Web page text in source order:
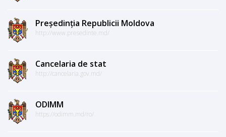
Președinția Republicii Moldova
http://www.presedinte.md/
Cancelaria de stat
http://cancelaria.gov.md/
ODIMM
https://odimm.md/ro/